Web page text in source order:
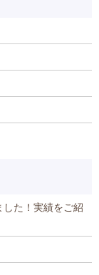
た！実績をご紹